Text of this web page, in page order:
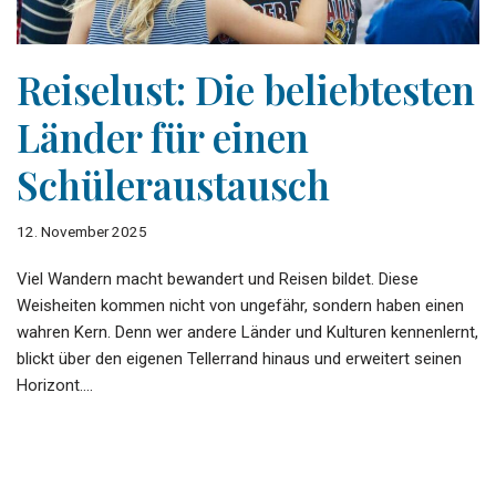
Reiselust: Die beliebtesten
Länder für einen
Schüleraustausch
12. November 2025
Viel Wandern macht bewandert und Reisen bildet. Diese
Weisheiten kommen nicht von ungefähr, sondern haben einen
wahren Kern. Denn wer andere Länder und Kulturen kennenlernt,
blickt über den eigenen Tellerrand hinaus und erweitert seinen
Horizont.…